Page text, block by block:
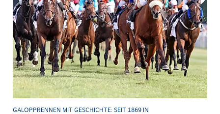
GALOPPRENNEN MIT GESCHICHTE: SEIT 1869 IN